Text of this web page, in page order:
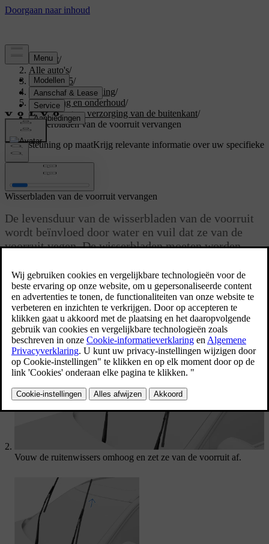
Support/
Alle auto's/
EX40 2025/
Gebruikershandleiding/
Verzorging en onderhoud/
Reiniging en verzorging van de buitenkant/
Wisserbladen van de voorruit vervangen
Ondersteuning op maatKrijg relevante informatie over uw specifieke
auto.
Bijgewerkt 16-04-2025
Wisserbladen van de voorruit vervangen
De levensduur van de wisserbladen van de voorruit
wordt beïnvloed door water en vuil dat ze van de
voorruit vegen. De wisserbladen moeten worden
vertonen.
Activeer de onderhoudspositie van de ruitenwissers via de
instellingen in het middendisplay.
Vouw de ruitenwissers omhoog en zet ze van de voorruit af.